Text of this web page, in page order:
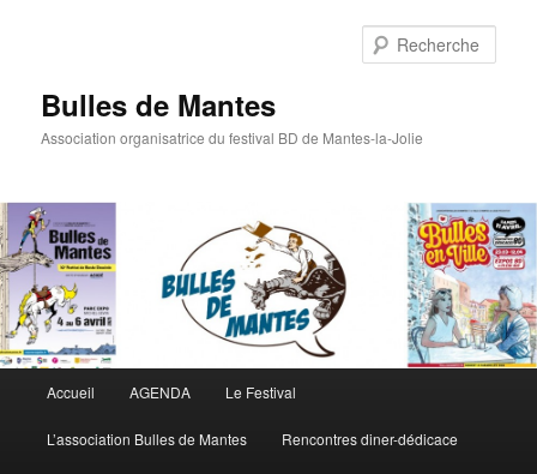
Bulles de Mantes
Association organisatrice du festival BD de Mantes-la-Jolie
Aller au contenu principal
Aller au contenu secondaire
Accueil AGENDA Le Festival
L’association Bulles de Mantes Rencontres diner-dédicace